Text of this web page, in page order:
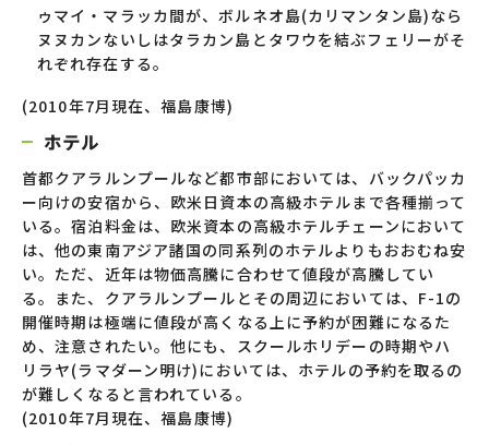
ゥマイ・マラッカ間が、ボルネオ島(カリマンタン島)なら
ヌヌカンないしはタラカン島とタワウを結ぶフェリーがそ
れぞれ存在する。
(2010年7月現在、福島康博)
ホテル
首都クアラルンプールなど都市部においては、バックパッカ
ー向けの安宿から、欧米日資本の高級ホテルまで各種揃って
いる。宿泊料金は、欧米資本の高級ホテルチェーンにおいて
は、他の東南アジア諸国の同系列のホテルよりもおおむね安
い。ただ、近年は物価高騰に合わせて値段が高騰してい
る。また、クアラルンプールとその周辺においては、F-1の
開催時期は極端に値段が高くなる上に予約が困難になるた
め、注意されたい。他にも、スクールホリデーの時期やハ
リラヤ(ラマダーン明け)においては、ホテルの予約を取るの
が難しくなると言われている。
(2010年7月現在、福島康博)